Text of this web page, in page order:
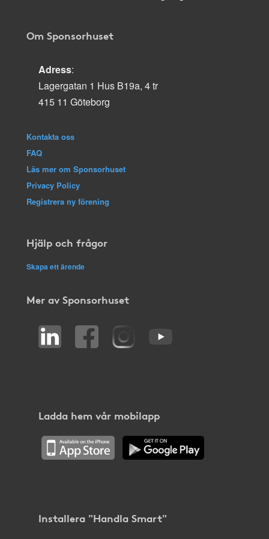
Om Sponsorhuset
Adress:
Lagergatan 1 Hus B19a, 4 tr
415 11 Göteborg
Kontakta oss
FAQ
Läs mer om Sponsorhuset
Privacy Policy
Registrera ny förening
Hjälp och frågor
Skapa ett ärende
Mer av Sponsorhuset
Ladda hem vår mobilapp
Installera "Handla Smart"